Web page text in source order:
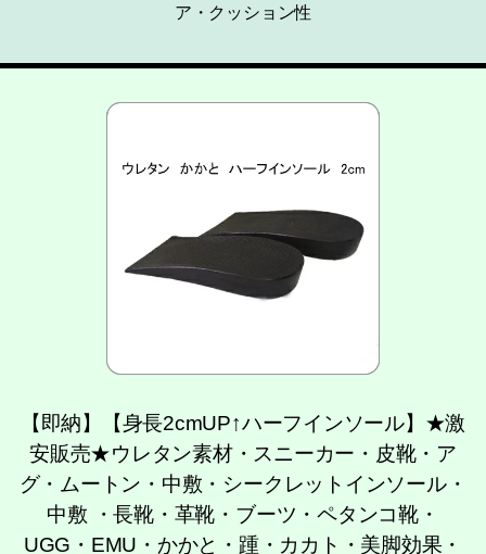
ア・クッション性
【即納】【身長2cmUP↑ハーフインソール】★激
安販売★ウレタン素材・スニーカー・皮靴・ア
グ・ムートン・中敷・シークレットインソール・
中敷 ・長靴・革靴・ブーツ・ペタンコ靴・
UGG・EMU・かかと・踵・カカト・美脚効果・